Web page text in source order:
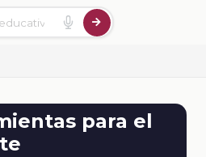
para el